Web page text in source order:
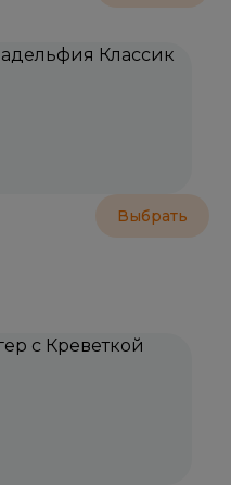
Выбрать